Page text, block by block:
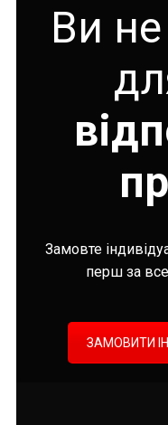
Ви
Замовте
перш за
ЗАМОВИТИ